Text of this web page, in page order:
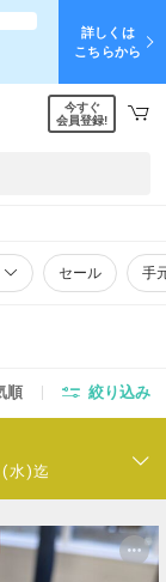
詳しくは
こちらから
今すぐ
会員登録!
セール 手
順 絞り込み
水)迄